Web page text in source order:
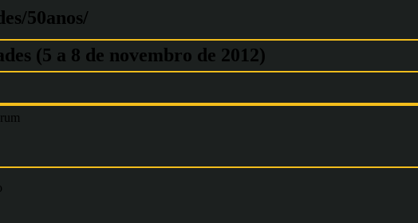
50anos/
(5 a 8 de novembro de 2012)